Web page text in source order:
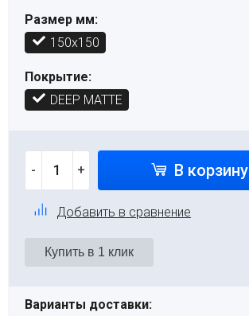
Размер мм:
150х150
Покрытие:
DEEP MATTE
- + В корзину
Добавить в сравнение
Варианты доставки: